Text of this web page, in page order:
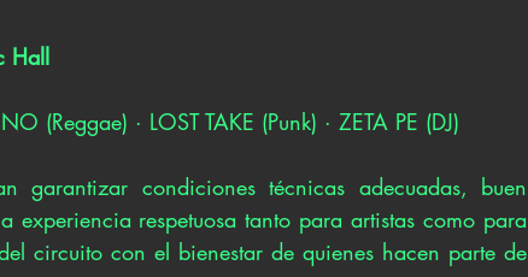
Hall
(Reggae) · LOST TAKE (Punk) · ZETA PE (DJ)
garantizar condiciones técnicas adecuadas, buen
respetuosa tanto para artistas como para
circuito con el bienestar de quienes hacen parte de